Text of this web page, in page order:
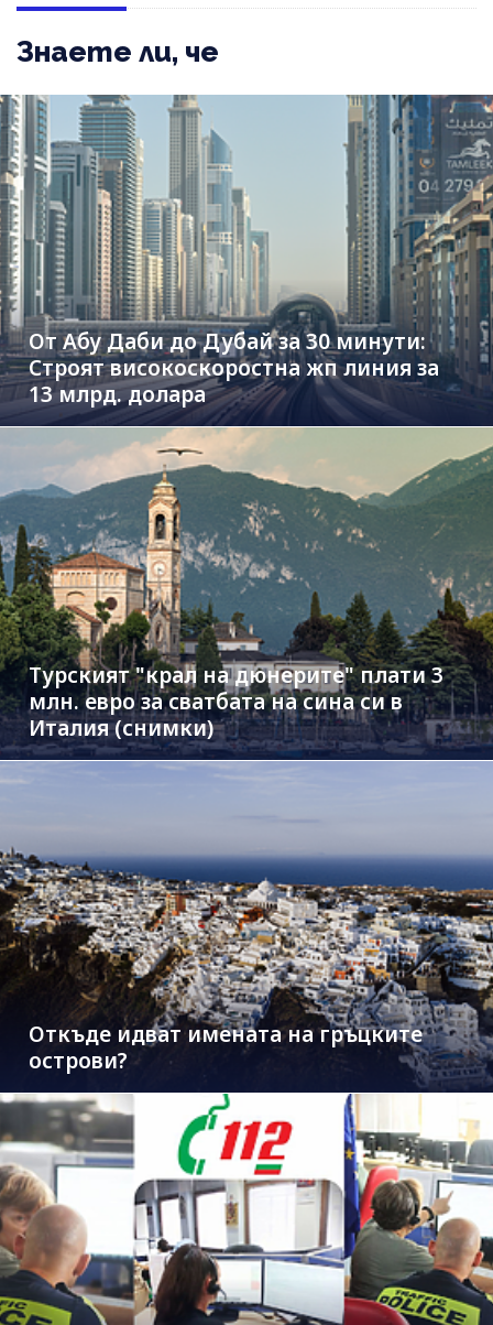
Знаете ли, че
От Абу Даби до Дубай за 30 минути:
Строят високоскоростна жп линия за
13 млрд. долара
Турският "крал на дюнерите" плати 3
млн. евро за сватбата на сина си в
Италия (снимки)
Откъде идват имената на гръцките
острови?